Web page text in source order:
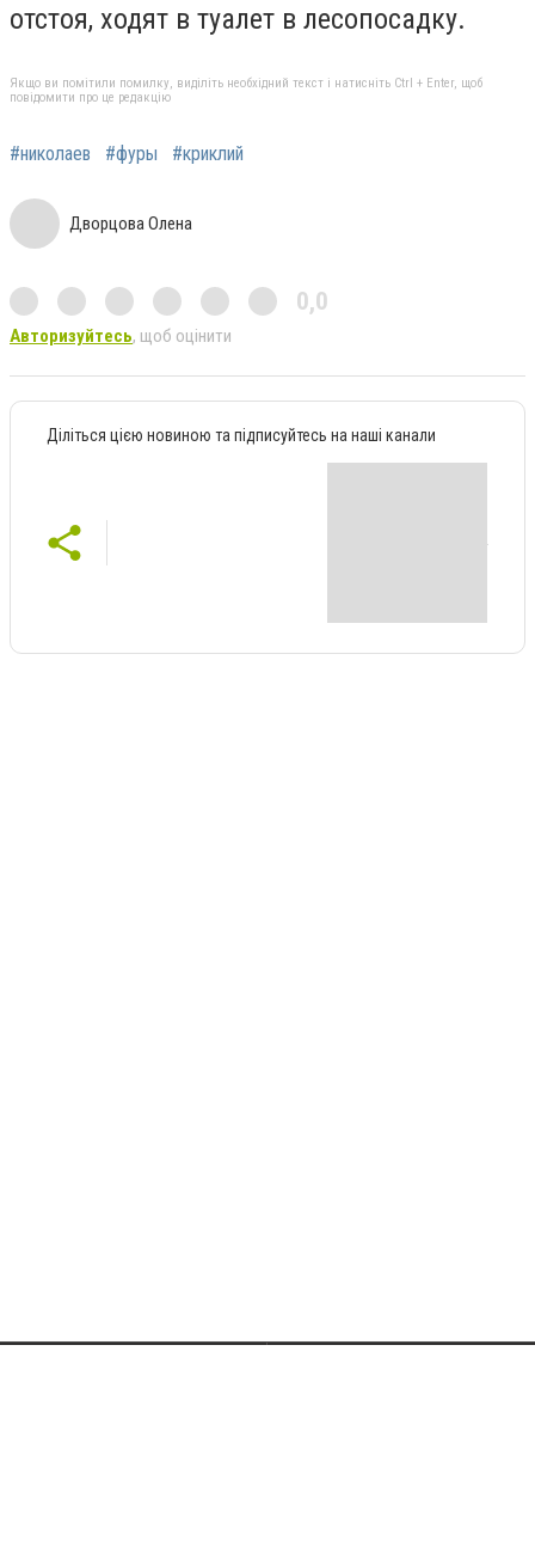
отстоя, ходят в туалет в лесопосадку.
Якщо ви помітили помилку, виділіть необхідний текст і натисніть Ctrl + Enter, щоб
повідомити про це редакцію
#николаев #фуры #криклий
Дворцова Олена
0,0
Авторизуйтесь, щоб оцінити
Діліться цією новиною та підписуйтесь на наші канали